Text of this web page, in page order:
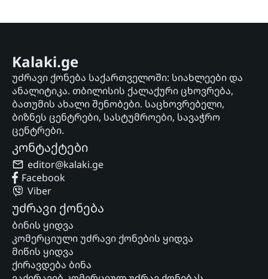
Kalaki.ge
უძრავი ქონება საქართველოში: სიახლეები და
ანალიტიკა. თბილისის ქალაქური ცხოვრება,
ბათუმის ახალი შენობები. საცხოვრებელი,
ბიზნეს ცენტრები, სასტუმროები, სავაჭრო
ცენტრები.
კონტაქტები
editor@kalaki.ge
Facebook
Viber
უძრავი ქონება
ბინის ყიდვა
კომერციული უძრავი ქონების ყიდვა
მიწის ყიდვა
ქირავდება ბინა